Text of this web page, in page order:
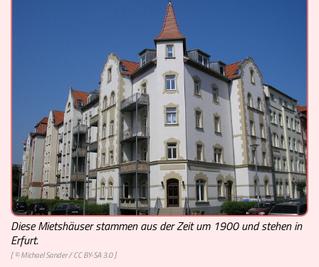
Diese Mietshäuser stammen aus der Zeit um 1900 und stehen in
Erfurt.
[ ©Michael Sander/CC BY-SA 3.0]